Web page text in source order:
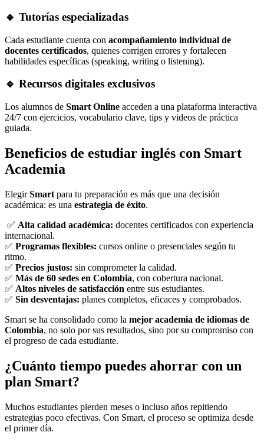
🔹 Tutorías especializadas
Cada estudiante cuenta con acompañamiento individual de
docentes certificados, quienes corrigen errores y fortalecen
habilidades específicas (speaking, writing o listening).
🔹 Recursos digitales exclusivos
Los alumnos de Smart Online acceden a una plataforma interactiva
24/7 con ejercicios, vocabulario clave, tips y videos de práctica
guiada.
Beneficios de estudiar inglés con Smart
Academia
ElegirSmart para tu preparación es más que una decisión
académica: es una estrategia de éxito.
✅ Alta calidad académica: docentes certificados con experiencia
internacional.
✅ Programas flexibles: cursos online o presenciales según tu
ritmo.
✅ Precios justos: sin comprometer la calidad.
✅ Más de 60 sedes en Colombia, con cobertura nacional.
✅ Altos niveles de satisfacción entre sus estudiantes.
✅ Sin desventajas: planes completos, eficaces y comprobados.
Smart se ha consolidado como la mejor academia de idiomas de
Colombia, no solo por sus resultados, sino por su compromiso con
el progreso de cada estudiante.
¿Cuánto tiempo puedes ahorrar con un
plan Smart?
Muchos estudiantes pierden meses o incluso años repitiendo
estrategias poco efectivas. Con Smart, el proceso se optimiza desde
el primer día.